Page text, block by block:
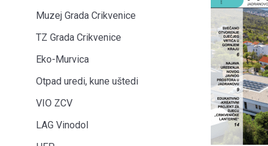
Muzej Grada Crikvenice
TZ Grada Crikvenice
Eko-Murvica
Otpad uredi, kune uštedi
VIO ZCV
LAG Vinodol